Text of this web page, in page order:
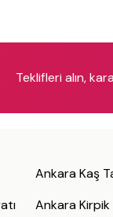
Teklifleri alın,
Ankara Kaş
Ankara